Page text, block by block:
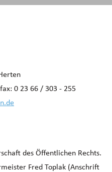
0 23 66 / 303 - 255
des Öffentlichen Rechts.
Fred Toplak (Anschrift